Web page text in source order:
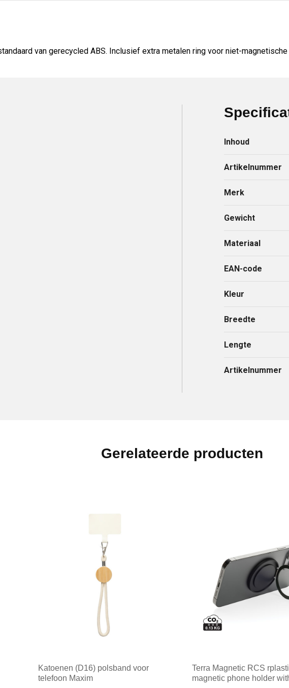
van gerecycled ABS. Inclusief extra metalen ring voor niet-
Inhoud
Artikelnummer
Merk
Gewicht
Materiaal
EAN-code
Kleur
Breedte
Lengte
Artikelnummer
Gerelateerde producten
Katoenen (D16) polsband voor
telefoon Maxim
Terra Magnetic RCS
magnetic phone holder